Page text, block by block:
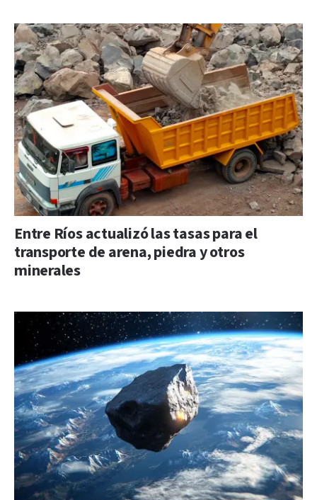
Entre Ríos actualizó las tasas para el
transporte de arena, piedra y otros
minerales